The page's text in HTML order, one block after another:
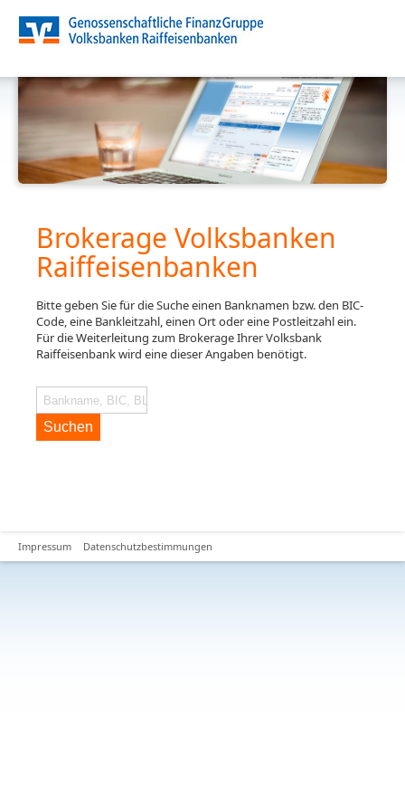
Brokerage Volksbanken
Raiffeisenbanken
Bitte geben Sie für die Suche einen Banknamen bzw. den BIC-
Code, eine Bankleitzahl, einen Ort oder eine Postleitzahl ein.
Für die Weiterleitung zum Brokerage Ihrer Volksbank
Raiffeisenbank wird eine dieser Angaben benötigt.
Suchen
Impressum Datenschutzbestimmungen